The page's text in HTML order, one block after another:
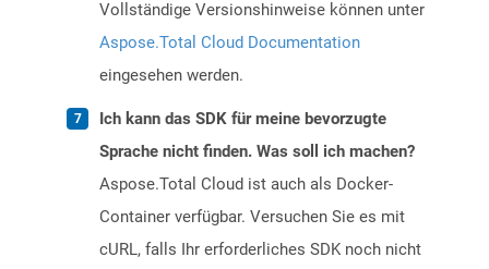
Vollständige Versionshinweise können unter
Aspose.Total Cloud Documentation
eingesehen werden.
Ich kann das SDK für meine bevorzugte
Sprache nicht finden. Was soll ich machen?
Aspose.Total Cloud ist auch als Docker-
Container verfügbar. Versuchen Sie es mit
cURL, falls Ihr erforderliches SDK noch nicht